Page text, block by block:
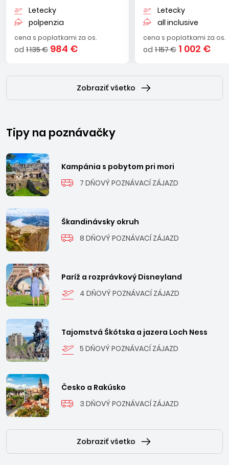
Letecky
polpenzia
cena s poplatkami za os.
od 1 135 € 984 €
Letecky
all inclusive
cena s poplatkami za os.
od 1 157 € 1 002 €
Zobraziť všetko
Tipy na poznávačky
Kampánia s pobytom pri mori
7 DŇOVÝ POZNÁVACÍ ZÁJAZD
Škandinávsky okruh
8 DŇOVÝ POZNÁVACÍ ZÁJAZD
Paríž a rozprávkový Disneyland
4 DŇOVÝ POZNÁVACÍ ZÁJAZD
Tajomstvá Škótska a jazera Loch Ness
5 DŇOVÝ POZNÁVACÍ ZÁJAZD
Česko a Rakúsko
3 DŇOVÝ POZNÁVACÍ ZÁJAZD
Zobraziť všetko